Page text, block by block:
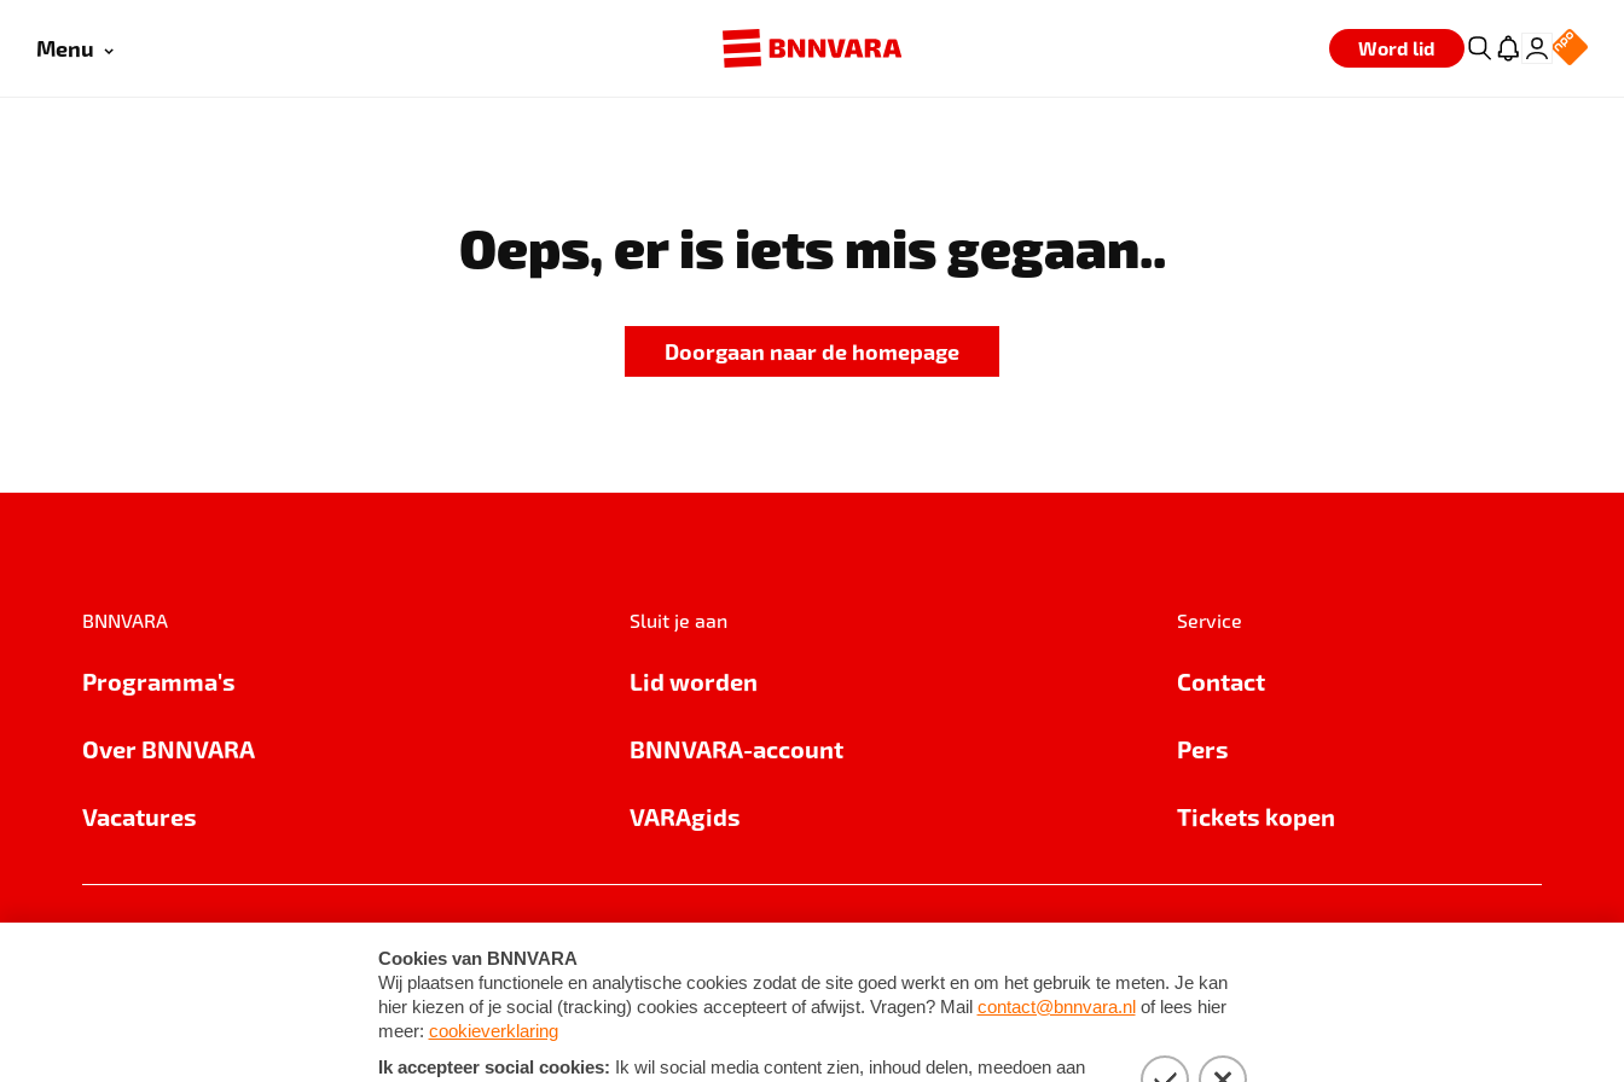
Menu Word lid
Oeps, er is iets mis gegaan..
Doorgaan naar de homepage
BNNVARA
Programma's
Over BNNVARA
Vacatures
Sluit je aan
Lid worden
BNNVARA-account
VARAgids
Service
Contact
Pers
Tickets kopen
Cookie-instellingen Algemene voorwaarden ©2026BNNVARA